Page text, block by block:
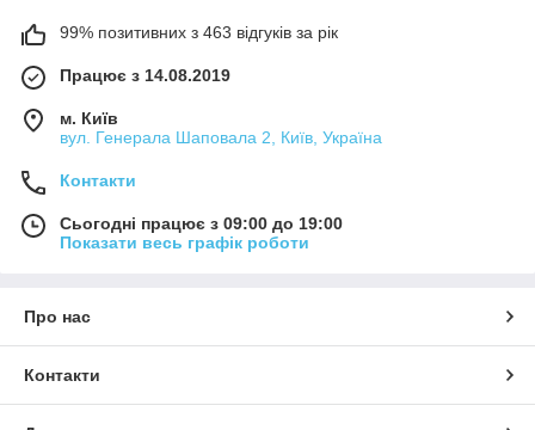
99% позитивних з 463 відгуків за рік
Працює з 14.08.2019
м. Київ
вул. Генерала Шаповала 2, Київ, Україна
Контакти
Сьогодні працює з 09:00 до 19:00
Показати весь графік роботи
Про нас
Контакти